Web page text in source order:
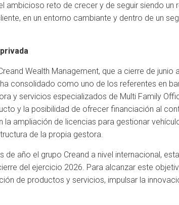
ambicioso reto de crecer y de seguir siendo
en un entorno cambiante y dentro de un
Wealth Management, que a cierre de
consolidado como uno de los referentes en
y servicios especializados de Multi Family
y la posibilidad de ofrecer financiación al
la ampliación de licencias para gestionar
de la propia gestora.
año el grupo Creand a nivel internacional,
del ejercicio 2026. Para alcanzar este
de productos y servicios, impulsar la